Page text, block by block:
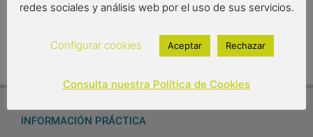
INFORMACIÓN PRÁCTICA
redes sociales y análisis web por el uso de sus servicios.
Configurar cookies Aceptar Rechazar
Consulta nuestra Política de Cookies